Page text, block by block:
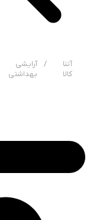
آتنا
کالا
/
آرایشی
بهداشتی